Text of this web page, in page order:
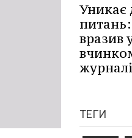
Уникає
вразив
ТЕГИ